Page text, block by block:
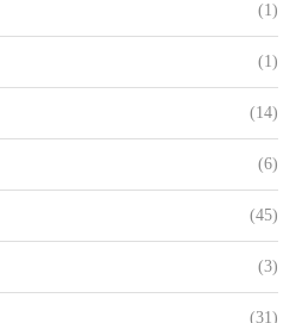
(1)
(1)
(14)
(6)
(45)
(3)
(31)